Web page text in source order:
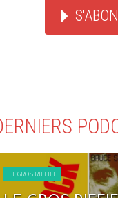
LE GROS RIFFIFI